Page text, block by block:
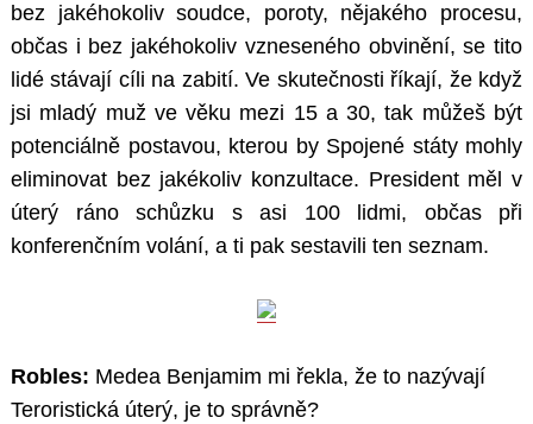
bez jakéhokoliv soudce, poroty, nějakého procesu,
občas i bez jakéhokoliv vzneseného obvinění, se tito
lidé stávají cíli na zabití. Ve skutečnosti říkají, že když
jsi mladý muž ve věku mezi 15 a 30, tak můžeš být
potenciálně postavou, kterou by Spojené státy mohly
eliminovat bez jakékoliv konzultace. President měl v
úterý ráno schůzku s asi 100 lidmi, občas při
konferenčním volání, a ti pak sestavili ten seznam.
Robles: Medea Benjamim mi řekla, že to nazývají
Teroristická úterý, je to správně?